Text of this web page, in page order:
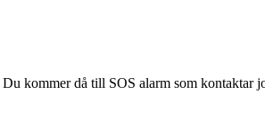
kommer då till SOS alarm som kontaktar